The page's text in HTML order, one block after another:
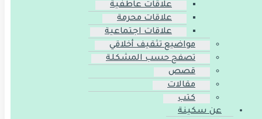
علاقات عاطفية
علاقات محرمة
علاقات اجتماعية
مواضيع تثقيف أخلاقي
تصفح حسب المشكلة
قصص
مقالات
كتب
عن سكينة